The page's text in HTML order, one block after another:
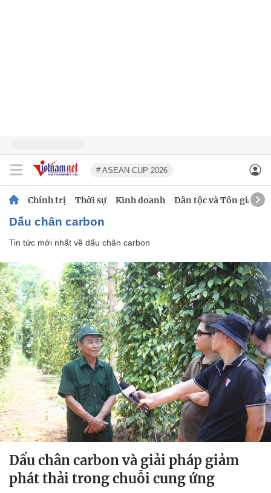
# ASEAN CUP 2026
Chính trị Thời sự Kinh doanh Dân tộc và Tôn giáo
dấu chân carbon
Tin tức mới nhất về dấu chân carbon
Dấu chân carbon và giải pháp giảm
phát thải trong chuỗi cung ứng